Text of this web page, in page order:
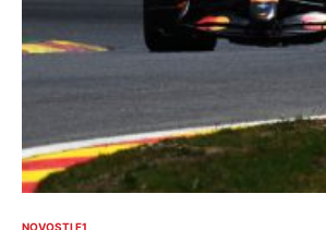
NOVOSTI F1